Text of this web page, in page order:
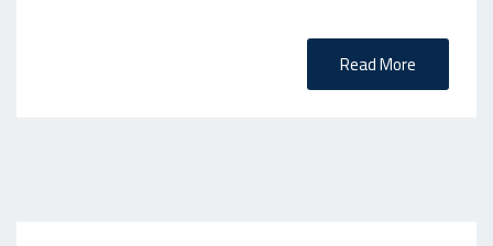
Read More